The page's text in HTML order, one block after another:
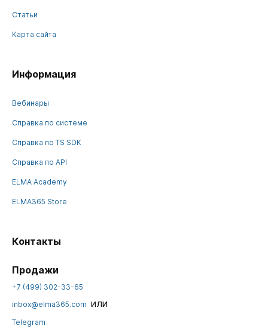
Статьи
Карта сайта
Информация
Вебинары
Справка по системе
Справка по TS SDK
Справка по API
ELMA Academy
ELMA365 Store
Контакты
Продажи
+7 (499) 302-33-65
inbox@elma365.com или
Telegram